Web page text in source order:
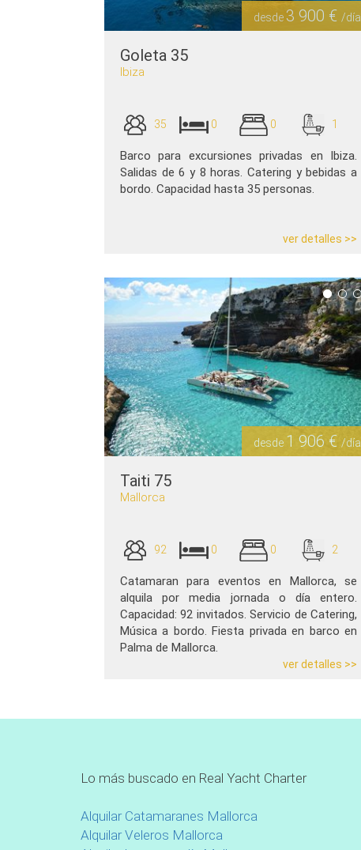
desde 3 900 € /día
Goleta 35
Ibiza
35 0 0 1
Barco para excursiones privadas en Ibiza.
Salidas de 6 y 8 horas. Catering y bebidas a
bordo. Capacidad hasta 35 personas.
ver detalles >>
desde 1 906 € /día
Taiti 75
Mallorca
92 0 0 2
Catamaran para eventos en Mallorca, se
alquila por media jornada o día entero.
Capacidad: 92 invitados. Servicio de Catering,
Música a bordo. Fiesta privada en barco en
Palma de Mallorca.
ver detalles >>
Lo más buscado en Real Yacht Charter
Alquilar Catamaranes Mallorca
Alquilar Veleros Mallorca